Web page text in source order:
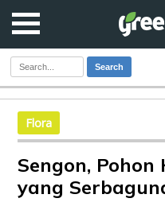
Search
Flora
Sengon,
yang